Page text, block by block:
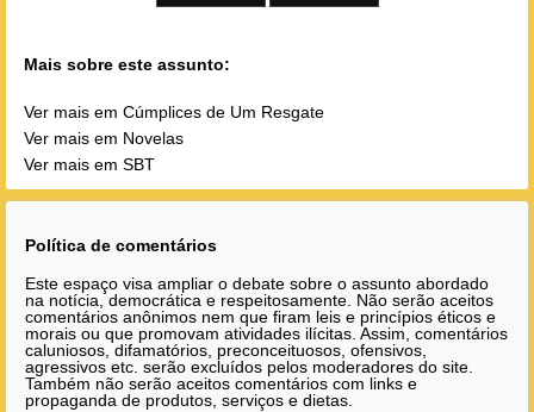
Mais sobre este assunto:
Ver mais em Cúmplices de Um Resgate
Ver mais em Novelas
Ver mais em SBT
Política de comentários
Este espaço visa ampliar o debate sobre o assunto abordado
na notícia, democrática e respeitosamente. Não serão aceitos
comentários anônimos nem que firam leis e princípios éticos e
morais ou que promovam atividades ilícitas. Assim, comentários
caluniosos, difamatórios, preconceituosos, ofensivos,
agressivos etc. serão excluídos pelos moderadores do site.
Também não serão aceitos comentários com links e
propaganda de produtos, serviços e dietas.